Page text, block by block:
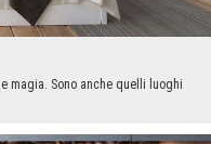
magia. Sono anche quelli luoghi